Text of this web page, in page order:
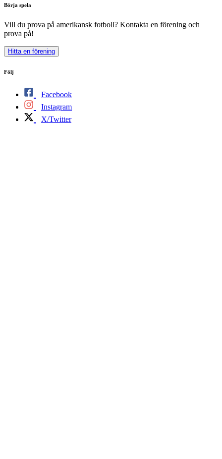
Börja spela
Vill du prova på amerikansk fotboll? Kontakta en förening och
prova på!
Hitta en förening
Följ
Facebook
Instagram
X/Twitter